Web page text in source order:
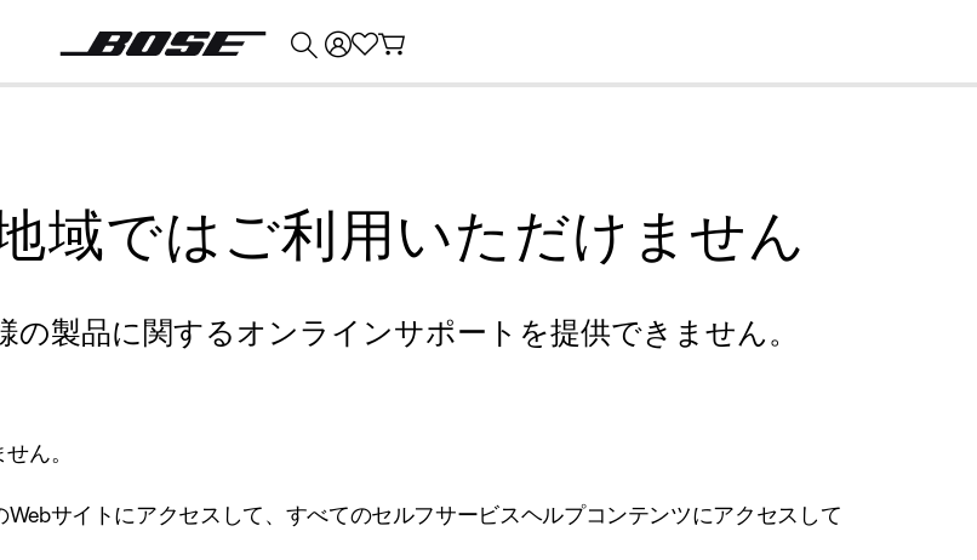
域ではご利用いただけません
製品に関するオンラインサポートを提供できません。
ん。
サイトにアクセスして、すべてのセルフサービスヘルプコンテンツにアクセスして